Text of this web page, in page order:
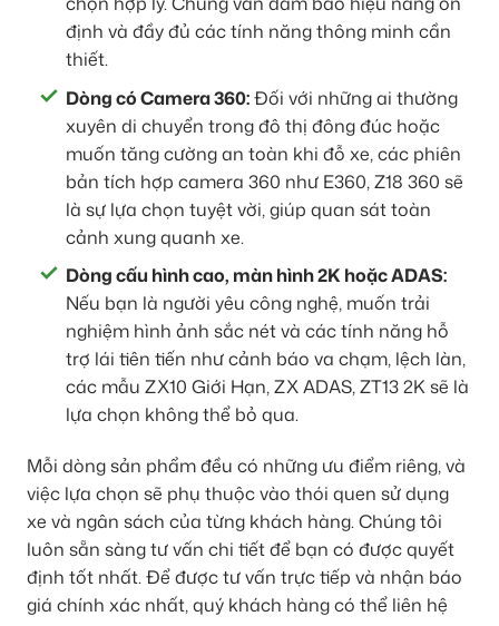
định và đầy đủ các tính năng thông minh cần
thiết.
Dòng có Camera 360:Đối với những ai thường
xuyên di chuyển trong đô thị đông đúc hoặc
muốn tăng cường an toàn khi đỗ xe, các phiên
bản tích hợp camera 360 như E360, Z18 360 sẽ
là sự lựa chọn tuyệt vời, giúp quan sát toàn
cảnh xung quanh xe.
Dòng cấu hình cao, màn hình 2K hoặc ADAS:
Nếu bạn là người yêu công nghệ, muốn trải
nghiệm hình ảnh sắc nét và các tính năng hỗ
trợ lái tiên tiến như cảnh báo va chạm, lệch làn,
các mẫu ZX10 Giới Hạn, ZX ADAS, ZT13 2K sẽ là
lựa chọn không thể bỏ qua.
Mỗi dòng sản phẩm đều có những ưu điểm riêng, và
việc lựa chọn sẽ phụ thuộc vào thói quen sử dụng
xe và ngân sách của từng khách hàng. Chúng tôi
luôn sẵn sàng tư vấn chi tiết để bạn có được quyết
định tốt nhất. Để được tư vấn trực tiếp và nhận báo
giá chính xác nhất, quý khách hàng có thể liên hệ